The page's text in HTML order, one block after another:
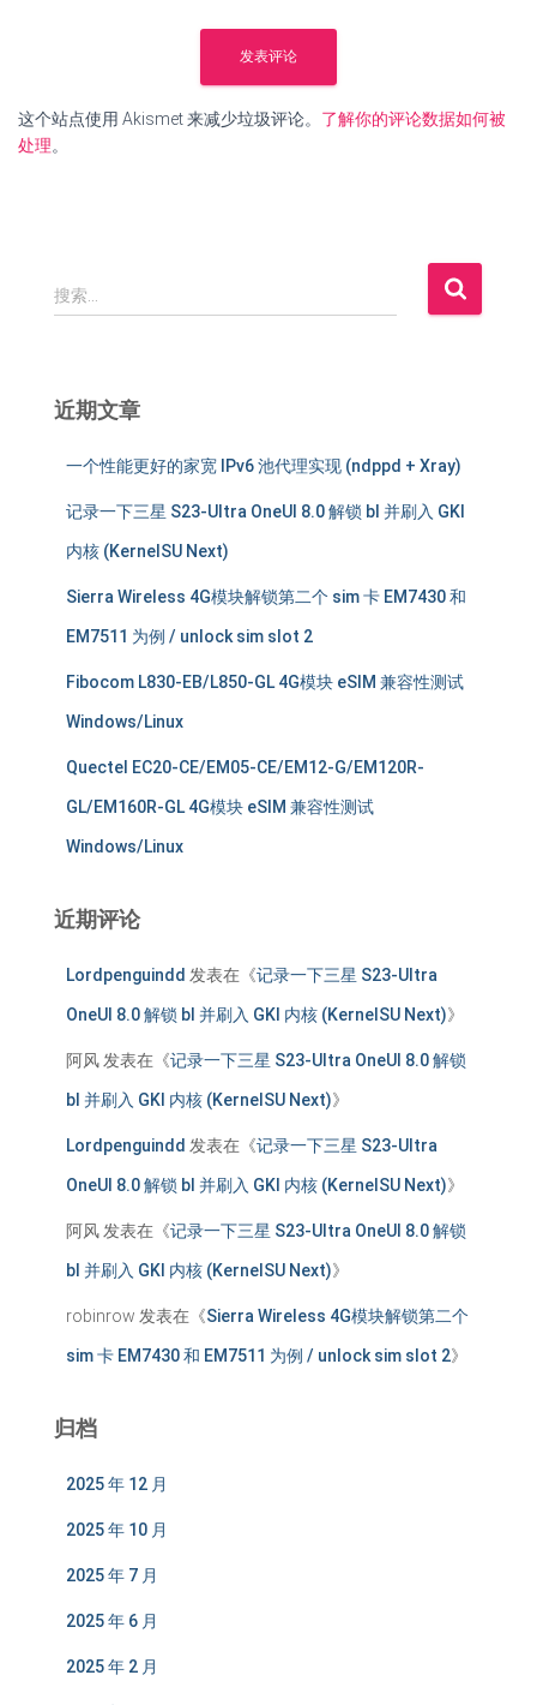
这个站点使用 Akismet 来减少垃圾评论。 了解你的评论数据如何被
处理。
搜
索
搜索…
近期文章
一个性能更好的家宽 IPv6 池代理实现 (ndppd + Xray)
记录一下三星 S23-Ultra OneUI 8.0 解锁 bl 并刷入 GKI
内核 (KernelSU Next)
Sierra Wireless 4G模块解锁第二个 sim 卡 EM7430 和
EM7511 为例 / unlock sim slot 2
Fibocom L830-EB/L850-GL 4G模块 eSIM 兼容性测试
Windows/Linux
Quectel EC20-CE/EM05-CE/EM12-G/EM120R-
GL/EM160R-GL 4G模块 eSIM 兼容性测试
Windows/Linux
近期评论
Lordpenguindd 发表在《记录一下三星 S23-Ultra
OneUI 8.0 解锁 bl 并刷入 GKI 内核 (KernelSU Next)》
阿风 发表在《记录一下三星 S23-Ultra OneUI 8.0 解锁
bl 并刷入 GKI 内核 (KernelSU Next)》
Lordpenguindd 发表在《记录一下三星 S23-Ultra
OneUI 8.0 解锁 bl 并刷入 GKI 内核 (KernelSU Next)》
阿风 发表在《记录一下三星 S23-Ultra OneUI 8.0 解锁
bl 并刷入 GKI 内核 (KernelSU Next)》
robinrow 发表在《Sierra Wireless 4G模块解锁第二个
sim 卡 EM7430 和 EM7511 为例 / unlock sim slot 2》
归档
2025 年 12 月
2025 年 10 月
2025 年 7 月
2025 年 6 月
2025 年 2 月